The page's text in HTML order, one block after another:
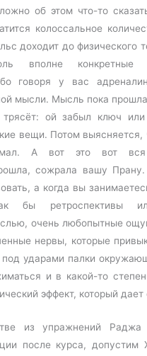
об этом что-то
колоссальное
доходит до физического
вполне конкретные
говоря у вас
мысли. Мысль пока
трясёт: ой забыл ключ
вещи. Потом выясняется,
А вот это вот вся
сожрала вашу
а когда вы
бы ретроспективы
очень любопытные
нервы, которые
под ударами палки
и в какой-то
эффект, который дает
из упражнений Раджа
после курса, допустим